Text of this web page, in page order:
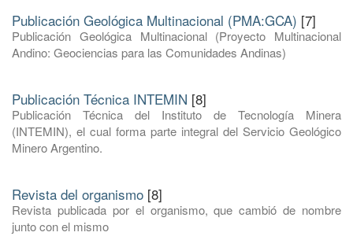
Publicación Geológica Multinacional (PMA:GCA) [7]
Publicación Geológica Multinacional (Proyecto Multinacional
Andino: Geociencias para las Comunidades Andinas)
Publicación Técnica INTEMIN [8]
Publicación Técnica del Instituto de Tecnología Minera
(INTEMIN), el cual forma parte integral del Servicio Geológico
Minero Argentino.
Revista del organismo [8]
Revista publicada por el organismo, que cambió de nombre
junto con el mismo